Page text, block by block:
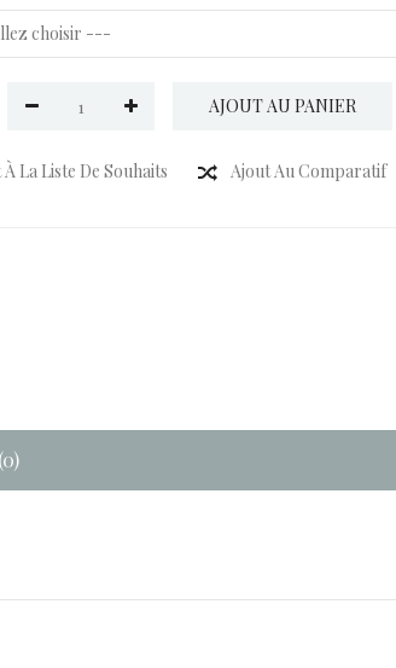
AJOUT AU PANIER
La Liste De Souhaits Ajout Au Comparatif